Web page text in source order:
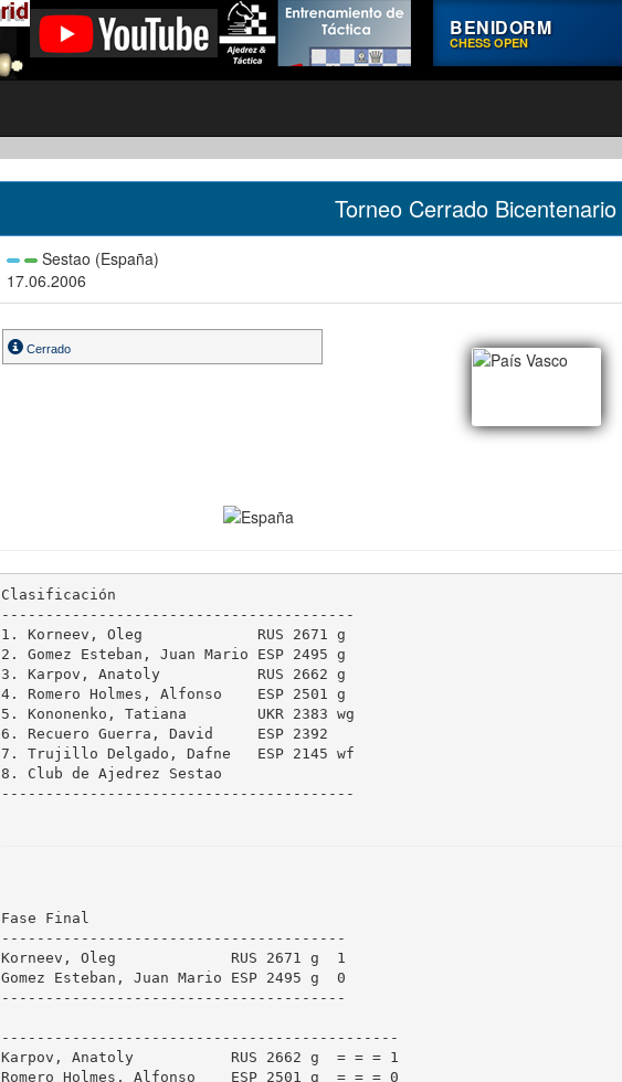
BENIDORM
CHESS OPEN
Torneo Cerrado
Sestao (España)
17.06.2006
Cerrado
Clasificación
----------------------------------------
1. Korneev, Oleg             RUS 2671 g
2. Gomez Esteban, Juan Mario ESP 2495 g
3. Karpov, Anatoly           RUS 2662 g
4. Romero Holmes, Alfonso    ESP 2501 g
5. Kononenko, Tatiana        UKR 2383 wg
6. Recuero Guerra, David     ESP 2392
7. Trujillo Delgado, Dafne   ESP 2145 wf
8. Club de Ajedrez Sestao
----------------------------------------
Fase Final
---------------------------------------
Korneev, Oleg             RUS 2671 g  1
Gomez Esteban, Juan Mario ESP 2495 g  0
---------------------------------------
---------------------------------------------
Karpov, Anatoly           RUS 2662 g  = = = 1
Romero Holmes, Alfonso    ESP 2501 g  = = = 0